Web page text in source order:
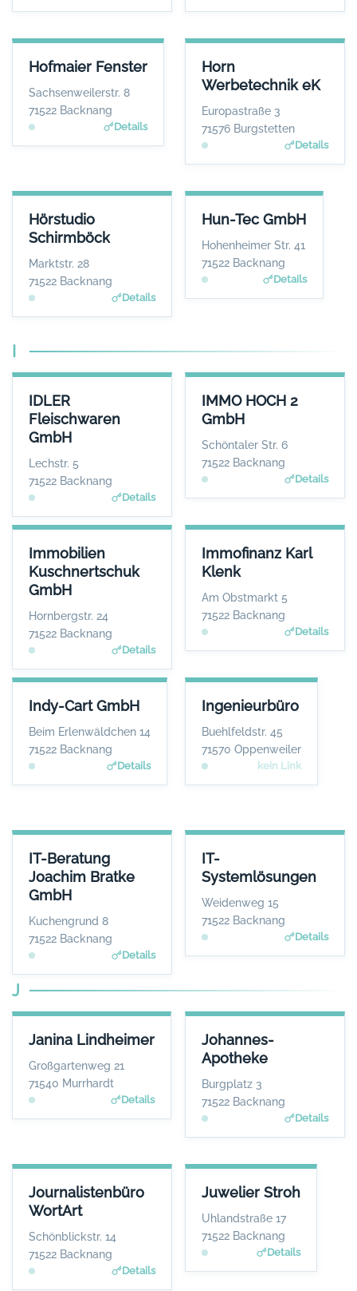
Hofmaier Fenster
Sachsenweilerstr. 8
71522 Backnang
Details
HOFMAIER FENSTER
Herr Herbert
Hofmaier
WEBSITE
www.hofmaier-fenster.
de
Horn
Werbetechnik eK
Europastraße 3
71576 Burgstetten
Details
HORN WERBETECHNIK EK
ANSPRECHPARTNER
Herr Thomas Horn
www.horn-werbetechni
Hörstudio
Schirmböck
Marktstr. 28
71522 Backnang
Details
HÖRSTUDIO SCHIRMBÖCK
ANSPRECHPARTNER
Frau Anne
Schirmböck
www.hoerstudio-schirm
boeck.de
Hun-Tec GmbH
Hohenheimer Str. 41
71522 Backnang
Details
HUN-TEC GMBH
Herr Tamas Gauder
www.hun-tec.de
I
IDLER
Fleischwaren
GmbH
Lechstr. 5
71522 Backnang
Details
IDLER FLEISCHWAREN GMBH
ANSPRECHPARTNER
Herr Eberhart Idler
IMMO HOCH 2
GmbH
Schöntaler Str. 6
71522 Backnang
Details
IMMO HOCH 2 GMBH
ANSPRECHPARTNER
Goncalves
www.immo-hoch-2.de
Immobilien
Kuschnertschuk
GmbH
Hornbergstr. 24
71522 Backnang
Details
IMMOBILIEN KUSCHNERTSCHUK GMBH
ANSPRECHPARTNER
Herr Nikolai Kuschnertschuk
WEBSITE
www.kuschnertschuk.de
Immofinanz Karl
Klenk
Am Obstmarkt 5
71522 Backnang
Details
IMMOFINANZ KARL KLENK
ANSPRECHPARTNER
www.klenk-immofinanz.d
Indy-Cart GmbH
Beim Erlenwäldchen 14
71522 Backnang
Details
INDY-CART GMBH
ANSPRECHPARTNER
Herr Michele
Ciuffreda
WEBSITE
www.indy-cart.de
Ingenieurbüro
Buehlfeldstr. 45
71570 Oppenweiler
kein Link
INGENIEURBÜRO
ANSPRECHPARTNER
Herr Gerhard Kipf
WEBSITE
Keine Website hinterlegt
IT-Beratung
Joachim Bratke
GmbH
Kuchengrund 8
71522 Backnang
Details
IT-BERATUNG JOACHIM BRATKE GMBH
ANSPRECHPARTNER
Herr Joachim Bratke
WEBSITE
www.kabelinternetberatung.de
IT-
Systemlösungen
Weidenweg 15
71522 Backnang
Details
ANSPRECHPARTNER
Herr Jürgen
Lehmann
www.itsystemloesunge
n.de
J
Janina Lindheimer
Großgartenweg 21
71540 Murrhardt
Details
JANINA LINDHEIMER
Frau Janina
Lindheimer
WEBSITE
www.lindheimer.aktuell
-verein.de
Johannes-
Apotheke
Burgplatz 3
71522 Backnang
Details
JOHANNES-APOTHEKE
ANSPRECHPARTNER
Herr Thomas Förster
www.johannes-apothek
Journalistenbüro
WortArt
Schönblickstr. 14
71522 Backnang
Details
JOURNALISTENBÜRO WORTART
Frau Birgit Schneider
www.wortart-texte.de
Juwelier Stroh
Uhlandstraße 17
71522 Backnang
Details
JUWELIER STROH
Herr Götz Stroh
www.juwelier-stroh.de